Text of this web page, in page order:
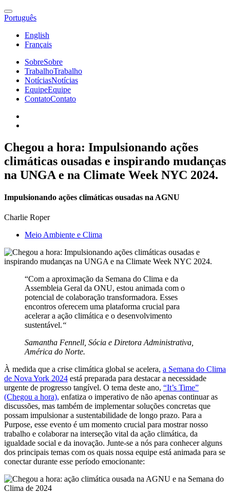
Português
English
Français
SobreSobre
TrabalhoTrabalho
NotíciasNotícias
EquipeEquipe
ContatoContato
Chegou a hora: Impulsionando ações
climáticas ousadas e inspirando mudanças
na UNGA e na Climate Week NYC 2024.
Impulsionando ações climáticas ousadas na AGNU
Charlie Roper
Meio Ambiente e Clima
“Com a aproximação da Semana do Clima e da
Assembleia Geral da ONU, estou animada com o
potencial de colaboração transformadora. Esses
encontros oferecem uma plataforma crucial para
acelerar a ação climática e o desenvolvimento
sustentável.“
Samantha Fennell, Sócia e Diretora Administrativa,
América do Norte.
À medida que a crise climática global se acelera, a Semana do Clima
de Nova York 2024 está preparada para destacar a necessidade
urgente de progresso tangível. O tema deste ano, “It’s Time”
(Chegou a hora), enfatiza o imperativo de não apenas continuar as
discussões, mas também de implementar soluções concretas que
possam impulsionar a sustentabilidade de longo prazo. Para a
Purpose, esse evento é um momento crucial para mostrar nosso
trabalho e colaborar na interseção vital da ação climática, da
igualdade social e da inovação. Junte-se a nós para conhecer alguns
dos principais temas com os quais nossa equipe está animada para se
conectar durante esse período emocionante: